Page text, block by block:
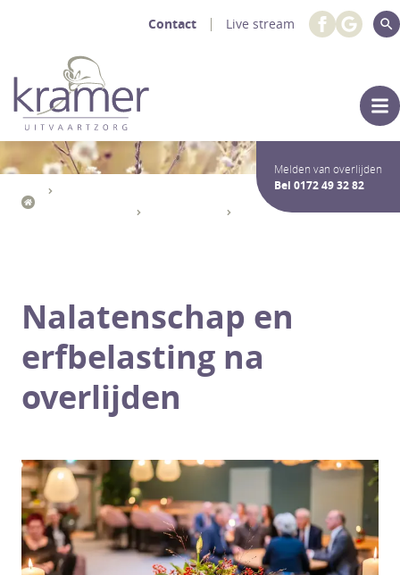
Contact Live stream
Melden van overlijden
Bel 0172 49 32 82
Uitvaartdiensten Crematie / Begrafenis
Wat is een nalatenschap?
Nalatenschap en
erfbelasting na
overlijden